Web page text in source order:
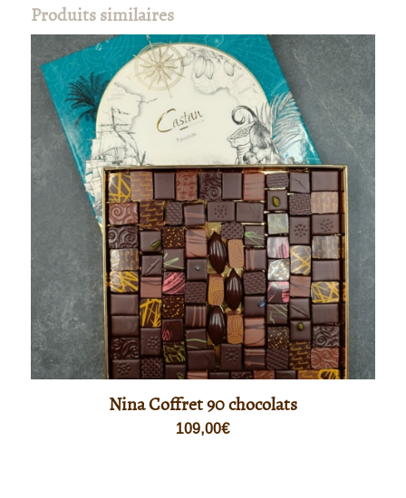
Produits similaires
Nina Coffret 90 chocolats
109,00€